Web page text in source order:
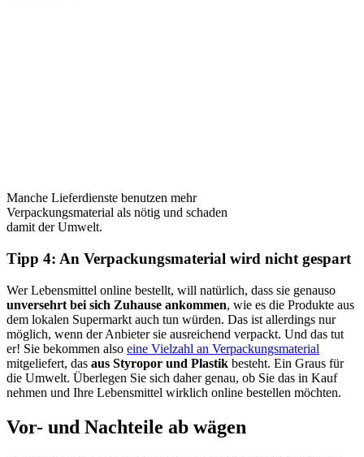
Manche Lieferdienste benutzen mehr
Verpackungsmaterial als nötig und schaden
damit der Umwelt.
Tipp 4: An Verpackungsmaterial wird nicht gespart
Wer Lebensmittel online bestellt, will natürlich, dass sie genauso
unversehrt bei sich Zuhause ankommen, wie es die Produkte aus
dem lokalen Supermarkt auch tun würden. Das ist allerdings nur
möglich, wenn der Anbieter sie ausreichend verpackt. Und das tut
er! Sie bekommen also eine Vielzahl an Verpackungsmaterial
mitgeliefert, das aus Styropor und Plastik besteht. Ein Graus für
die Umwelt. Überlegen Sie sich daher genau, ob Sie das in Kauf
nehmen und Ihre Lebensmittel wirklich online bestellen möchten.
Vor- und Nachteile ab wägen